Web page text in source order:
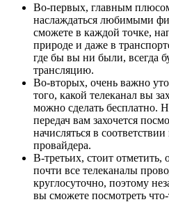
Во-первых, главным плюсом
наслаждаться любимыми
сможете в каждой точке,
природе и даже в
где бы вы ни были, всегда
трансляцию.
Во-вторых, очень важно
того, какой телеканал вы
можно сделать бесплатно.
передач вам захочется
начисляться в
провайдера.
В-третьих, стоит
почти все телеканалы
круглосуточно, поэтому
вы сможете посмотреть